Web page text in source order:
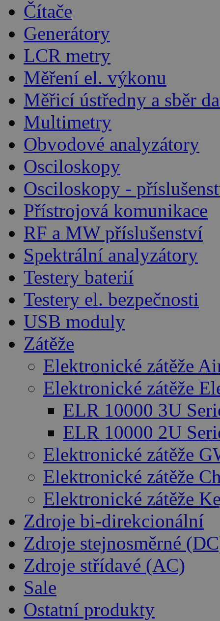
Čítače
Generátory
LCR metry
Měření el. výkonu
Měřicí ústředny a sběr
Multimetry
Obvodové analyzátory
Osciloskopy
Osciloskopy -
Přístrojová komunikace
RF a MW příslušenství
Spektrální analyzátory
Testery baterií
Testery el. bezpečnosti
USB moduly
Zátěže
Elektronické zátěže
Elektronické zátěže
ELR 10000 3U
ELR 10000 2U
Elektronické zátěže
Elektronické zátěže
Elektronické zátěže
Zdroje bi-direkcionální
Zdroje stejnosměrné
Zdroje střídavé (AC)
Sale
Ostatní produkty